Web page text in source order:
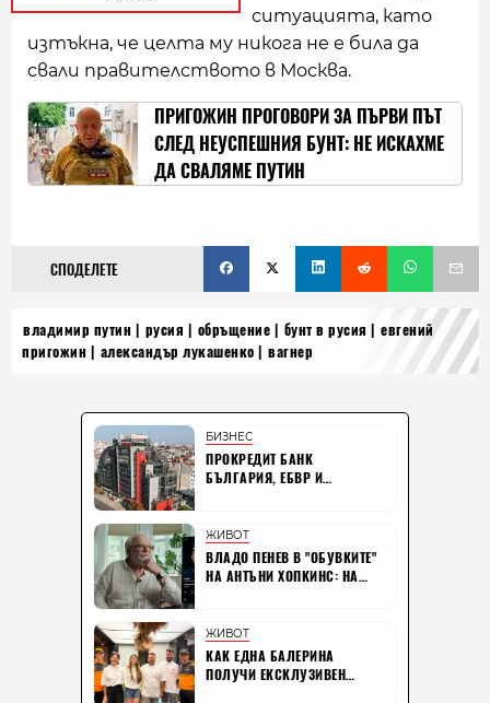
ситуацията, като
изтъкна, че целта му никога не е била да
свали правителството в Москва.
ПРИГОЖИН ПРОГОВОРИ ЗА ПЪРВИ ПЪТ
СЛЕД НЕУСПЕШНИЯ БУНТ: НЕ ИСКАХМЕ
ДА СВАЛЯМЕ ПУТИН
СПОДЕЛЕТЕ
владимир путин русия обръщение бунт в русия
евгений
пригожин
александър лукашенко вагнер